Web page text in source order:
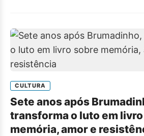
CULTURA
Sete anos após
transforma o luto em
memória, amor e